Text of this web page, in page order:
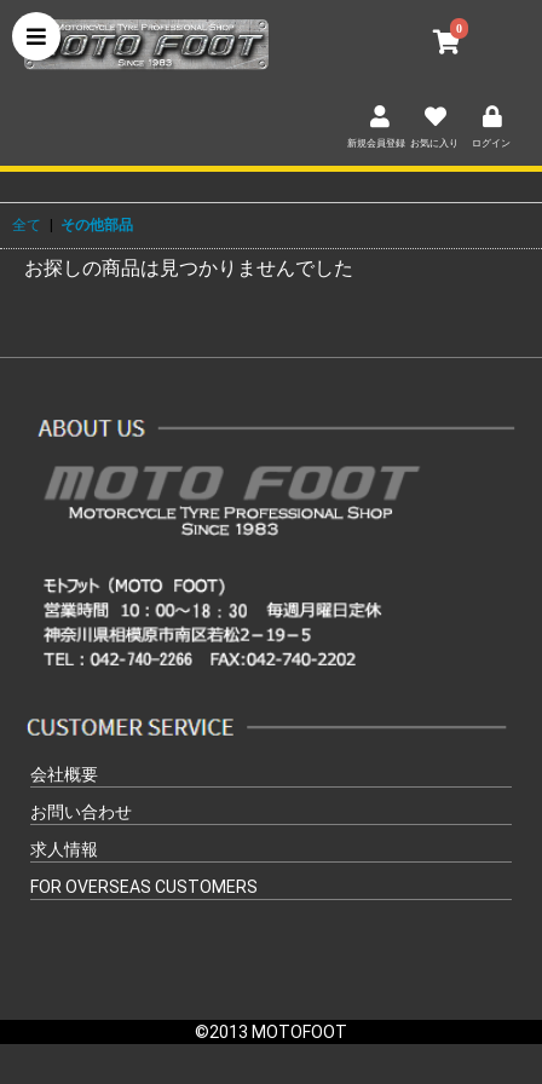
0
新規会員登録 お気に入り ログイン
全て その他部品
お探しの商品は見つかりませんでした
会社概要
お問い合わせ
求人情報
FOR OVERSEAS CUSTOMERS
©2013 MOTOFOOT